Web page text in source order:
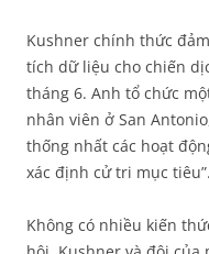
Kushner chính thức
tích dữ liệu cho chiến
tháng 6. Anh tổ chức
nhân viên ở San
thống nhất các hoạt
xác định cử tri mục tiêu”.
Không có nhiều kiến